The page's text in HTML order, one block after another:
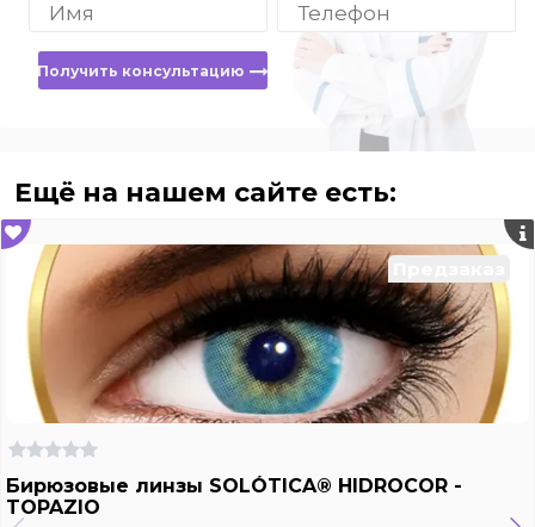
Получить консультацию
Ещё на нашем сайте есть:
Бирюзовые линзы SOLÓTICA® HIDROCOR -
TOPAZIO